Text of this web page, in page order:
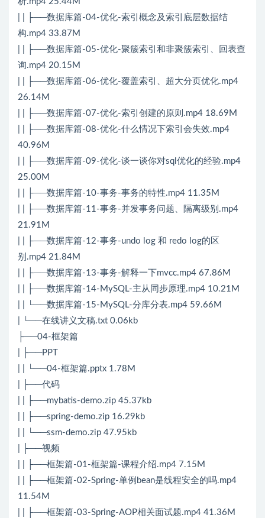
| | ├──数据库篇-04-优化-索引概念及索引底层数据结
构.mp4 33.87M
| | ├──数据库篇-05-优化-聚簇索引和非聚簇索引、回表查
询.mp4 20.15M
| | ├──数据库篇-06-优化-覆盖索引、超大分页优化.mp4
26.14M
| | ├──数据库篇-07-优化-索引创建的原则.mp4 18.69M
| | ├──数据库篇-08-优化-什么情况下索引会失效.mp4
40.96M
| | ├──数据库篇-09-优化-谈一谈你对sql优化的经验.mp4
25.00M
| | ├──数据库篇-10-事务-事务的特性.mp4 11.35M
| | ├──数据库篇-11-事务-并发事务问题、隔离级别.mp4
21.91M
| | ├──数据库篇-12-事务-undo log 和 redo log的区
别.mp4 21.84M
| | ├──数据库篇-13-事务-解释一下mvcc.mp4 67.86M
| | ├──数据库篇-14-MySQL-主从同步原理.mp4 10.21M
| | └──数据库篇-15-MySQL-分库分表.mp4 59.66M
| └──在线讲义文稿.txt 0.06kb
├──04-框架篇
| ├──PPT
| | └──04-框架篇.pptx 1.78M
| ├──代码
| | ├──mybatis-demo.zip 45.37kb
| | ├──spring-demo.zip 16.29kb
| | └──ssm-demo.zip 47.95kb
| ├──视频
| | ├──框架篇-01-框架篇-课程介绍.mp4 7.15M
| | ├──框架篇-02-Spring-单例bean是线程安全的吗.mp4
11.54M
| | ├──框架篇-03-Spring-AOP相关面试题.mp4 41.36M